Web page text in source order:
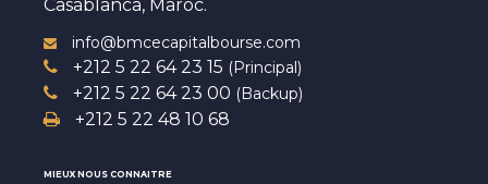
Casablanca, Maroc.
info@bmcecapitalbourse.com
+212 5 22 64 23 15 (Principal)
+212 5 22 64 23 00 (Backup)
+212 5 22 48 10 68
MIEUX NOUS CONNAITRE